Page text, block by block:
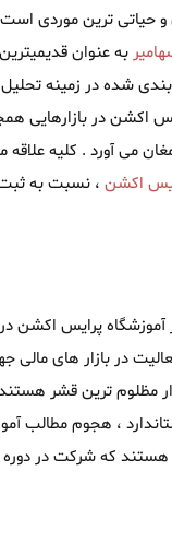
ترین موردی است
به عنوان
شده در زمینه
اکشن در بازارهایی
می آورد . کلیه
اکشن ، نسبت به
آموزشگاه پرایس
در بازار های مالی
مظلوم ترین قشر
، هجوم مطالب
که شرکت در